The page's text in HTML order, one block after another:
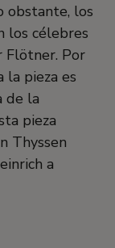
obstante, los
los célebres
Flötner. Por
pieza es
de la
pieza
Thyssen
a